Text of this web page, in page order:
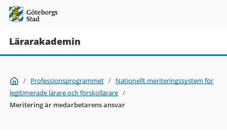
Lärarakademin
Du
är
här:
Start
/ Professionsprogrammet / Nationellt meriteringssystem för
legitimerade lärare och förskollärare /
Meritering är medarbetarens ansvar